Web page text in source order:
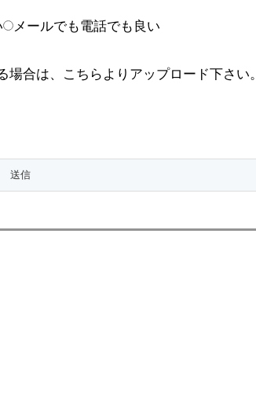
メールでも電話でも良い
合は、こちらよりアップロード下さい。